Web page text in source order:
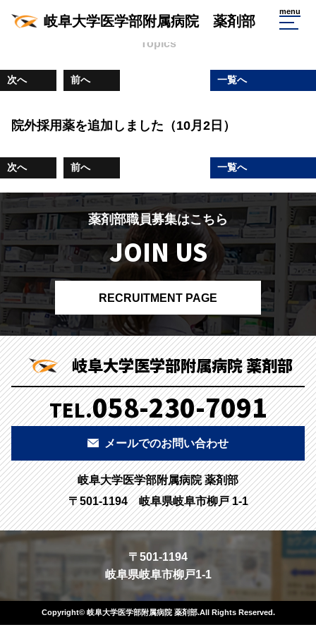
岐阜大学医学部附属病院 薬剤部
menu
Topics
次へ 前へ 一覧へ
院外採用薬を追加しました（10月2日）
次へ 前へ 一覧へ
薬剤部職員募集はこちら
JOIN US
RECRUITMENT PAGE
岐阜大学医学部附属病院 薬剤部
TEL.058-230-7091
メールでのお問い合わせ
岐阜大学医学部附属病院 薬剤部
〒501-1194 岐阜県岐阜市柳戸 1-1
〒501-1194
岐阜県岐阜市柳戸1-1
Copyright© 岐阜大学医学部附属病院 薬剤部.All Rights Reserved.